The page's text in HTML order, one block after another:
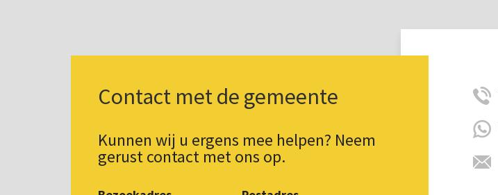
Contact met de gemeente
Kunnen wij u ergens mee helpen? Neem
gerust contact met ons op.